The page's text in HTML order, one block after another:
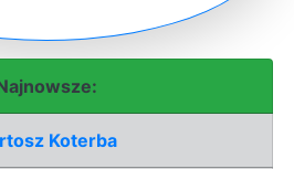
Koterba